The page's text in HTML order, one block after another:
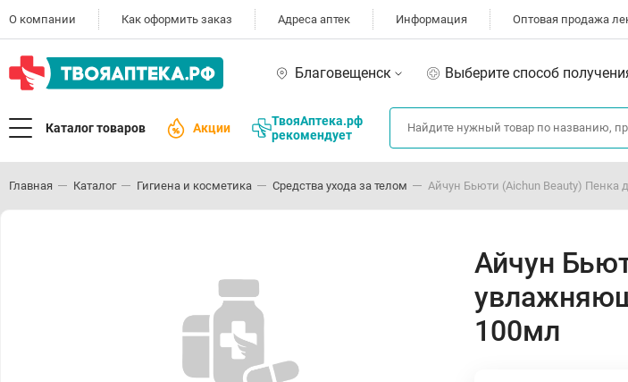
О компании Как оформить заказ Адреса аптек Информация Оптовая продажа
Благовещенск Выберите способ
Каталог товаров Акции
ТвояАптека.рф
рекомендует
Главная Каталог Гигиена и косметика Средства ухода за телом Айчун Бьюти (Aichun Beauty)
Айчун
100мл